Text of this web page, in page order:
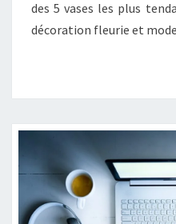
des 5 vases les plus
décoration fleurie et